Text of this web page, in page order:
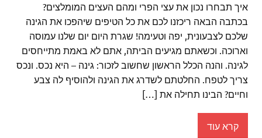
איך תבחרו נכון את עצי הפרי ומהם העצים המומלצים?
בכתבה הבאה ריכזנו לכם את כל הטיפים שיהפכו את הגינה
שלכם לצבעונית, יפה וטעימה! שגרת היום יום שלנו עמוסה
וארוכה. וכשאתם מגיעים הביתה, אתם לא באמת מתייחסים
לגינה. והנה הכלל הראשון שחשוב לזכור: גינה – היא נכס. ונכס
צריך לטפח. החלטתם לשדרג את הגינה ולהוסיף לה צבע
וחיים? הבינו תחילה את […]
קרא עוד